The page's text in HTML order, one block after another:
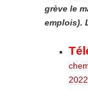
grève le
emplois).